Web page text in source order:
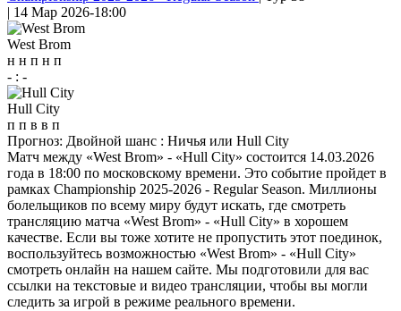
| 14 Мар 2026-18:00
West Brom
н н п н п
- : -
Hull City
п п в в п
Прогноз: Двойной шанс : Ничья или Hull City
Матч между «West Brom» - «Hull City» состоится 14.03.2026
года в 18:00 по московскому времени. Это событие пройдет в
рамках Championship 2025-2026 - Regular Season. Миллионы
болельщиков по всему миру будут искать, где смотреть
трансляцию матча «West Brom» - «Hull City» в хорошем
качестве. Если вы тоже хотите не пропустить этот поединок,
воспользуйтесь возможностью «West Brom» - «Hull City»
смотреть онлайн на нашем сайте. Мы подготовили для вас
ссылки на текстовые и видео трансляции, чтобы вы могли
следить за игрой в режиме реального времени.